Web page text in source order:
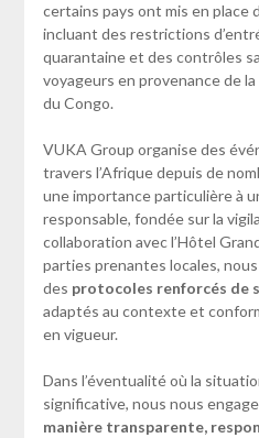
certains pays ont mis en place
incluant des restrictions
quarantaine et des contrôles
voyageurs en provenance de
du Congo.
VUKA Group organise des
travers l’Afrique depuis de
une importance particulière à
responsable, fondée sur la
collaboration avec l’Hôtel
parties prenantes locales,
des protocoles renforcés de
adaptés au contexte et
en vigueur.
Dans l’éventualité où la
significative, nous nous
manière transparente,